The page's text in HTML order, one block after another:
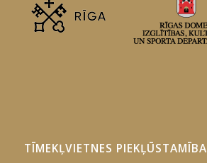
TĪMEKĻVIETNES PIEKĻŪSTAMĪBA